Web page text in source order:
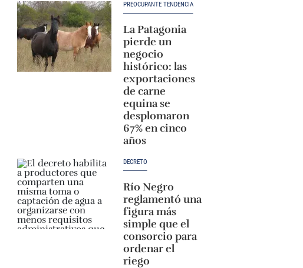
PREOCUPANTE TENDENCIA
La Patagonia
pierde un
negocio
histórico: las
exportaciones
de carne
equina se
desplomaron
67% en cinco
años
DECRETO
Río Negro
reglamentó una
figura más
simple que el
consorcio para
ordenar el
riego